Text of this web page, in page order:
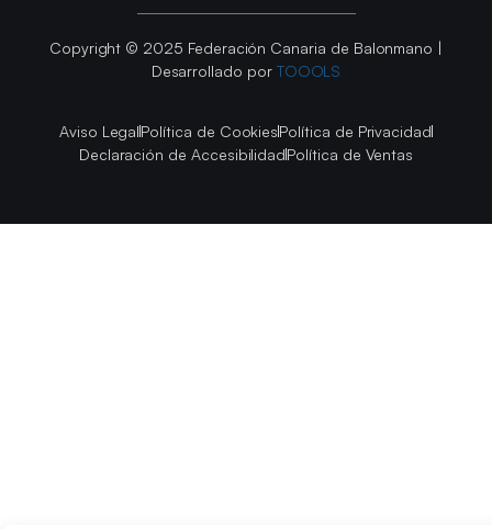
Copyright © 2025 Federación Canaria de Balonmano |
Desarrollado por TOOOLS
Aviso LegalPolítica de CookiesPolítica de Privacidad
Declaración de AccesibilidadPolítica de Ventas